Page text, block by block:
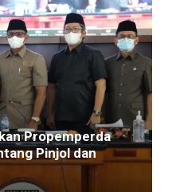
Propemperda
Pinjol dan